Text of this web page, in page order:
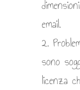
email.
2.
sono
licenza